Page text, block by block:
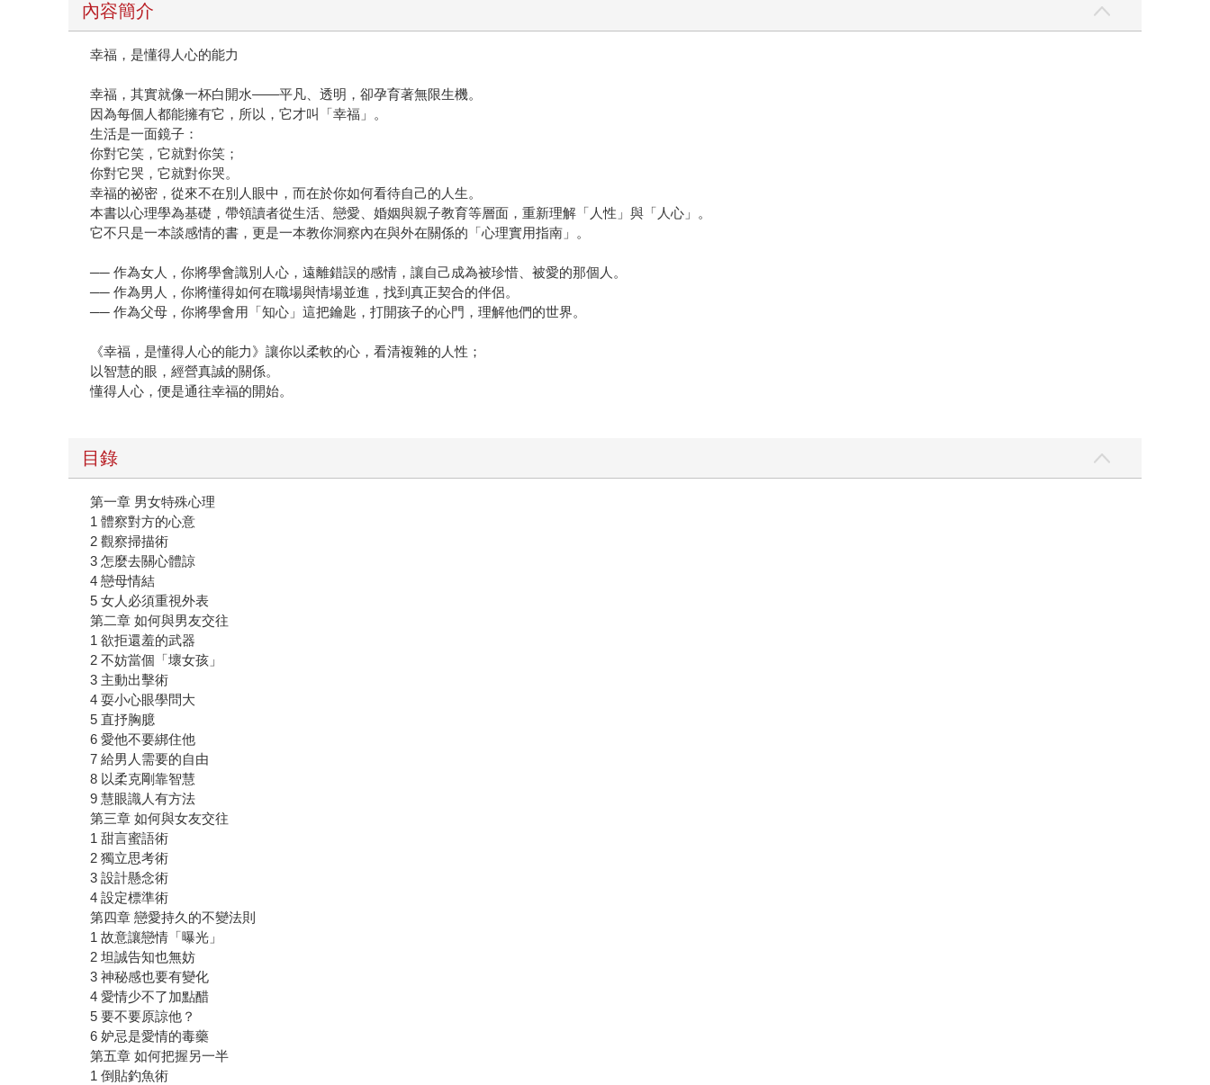
內容簡介
幸福，是懂得人心的能力
幸福，其實就像一杯白開水——平凡、透明，卻孕育著無限生機。
因為每個人都能擁有它，所以，它才叫「幸福」。
生活是一面鏡子：
你對它笑，它就對你笑；
你對它哭，它就對你哭。
幸福的祕密，從來不在別人眼中，而在於你如何看待自己的人生。
本書以心理學為基礎，帶領讀者從生活、戀愛、婚姻與親子教育等層面，重新理解「人性」與「人心」。
它不只是一本談感情的書，更是一本教你洞察內在與外在關係的「心理實用指南」。
── 作為女人，你將學會識別人心，遠離錯誤的感情，讓自己成為被珍惜、被愛的那個人。
── 作為男人，你將懂得如何在職場與情場並進，找到真正契合的伴侶。
── 作為父母，你將學會用「知心」這把鑰匙，打開孩子的心門，理解他們的世界。
《幸福，是懂得人心的能力》讓你以柔軟的心，看清複雜的人性；
以智慧的眼，經營真誠的關係。
懂得人心，便是通往幸福的開始。
目錄
第一章 男女特殊心理
1 體察對方的心意
2 觀察掃描術
3 怎麼去關心體諒
4 戀母情結
5 女人必須重視外表
第二章 如何與男友交往
1 欲拒還羞的武器
2 不妨當個「壞女孩」
3 主動出擊術
4 耍小心眼學問大
5 直抒胸臆
6 愛他不要綁住他
7 給男人需要的自由
8 以柔克剛靠智慧
9 慧眼識人有方法
第三章 如何與女友交往
1 甜言蜜語術
2 獨立思考術
3 設計懸念術
4 設定標準術
第四章 戀愛持久的不變法則
1 故意讓戀情「曝光」
2 坦誠告知也無妨
3 神秘感也要有變化
4 愛情少不了加點醋
5 要不要原諒他？
6 妒忌是愛情的毒藥
第五章 如何把握另一半
1 倒貼釣魚術